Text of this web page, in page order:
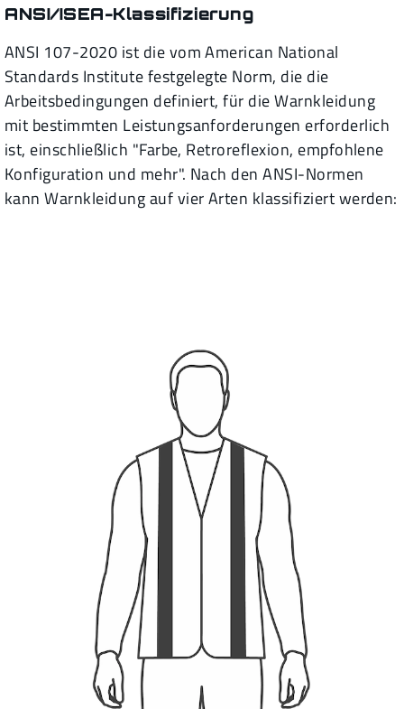
ANSI/ISEA-Klassifizierung
ANSI 107-2020 ist die vom American National
Standards Institute festgelegte Norm, die die
Arbeitsbedingungen definiert, für die Warnkleidung
mit bestimmten Leistungsanforderungen erforderlich
ist, einschließlich "Farbe, Retroreflexion, empfohlene
Konfiguration und mehr". Nach den ANSI-Normen
kann Warnkleidung auf vier Arten klassifiziert werden: